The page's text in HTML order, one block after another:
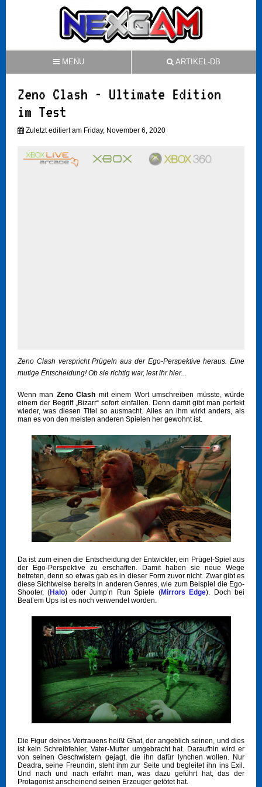
MENU ARTIKEL-DB
Zeno Clash - Ultimate Edition
im Test
Zuletzt editiert am Friday, November 6, 2020
Zeno Clash verspricht Prügeln aus der Ego-Perspektive heraus. Eine
mutige Entscheidung! Ob sie richtig war, lest ihr hier...
Wenn man Zeno Clash mit einem Wort umschreiben müsste, würde
einem der Begriff „Bizarr“ sofort einfallen. Denn damit gibt man perfekt
wieder, was diesen Titel so ausmacht. Alles an ihm wirkt anders, als
man es von den meisten anderen Spielen her gewohnt ist.
Da ist zum einen die Entscheidung der Entwickler, ein Prügel-Spiel aus
der Ego-Perspektive zu erschaffen. Damit haben sie neue Wege
betreten, denn so etwas gab es in dieser Form zuvor nicht. Zwar gibt es
diese Sichtweise bereits in anderen Genres, wie zum Beispiel die Ego-
Shooter, (Halo) oder Jump’n Run Spiele (Mirrors Edge). Doch bei
Beat’em Ups ist es noch verwendet worden.
Die Figur deines Vertrauens heißt Ghat, der angeblich seinen, und dies
ist kein Schreibfehler, Vater-Mutter umgebracht hat. Daraufhin wird er
von seinen Geschwistern gejagt, die ihn dafür lynchen wollen. Nur
Deadra, seine Freundin, steht ihm zur Seite und begleitet ihn ins Exil.
Und nach und nach erfährt man, was dazu geführt hat, das der
Protagonist anscheinend seinen Erzeuger getötet hat.